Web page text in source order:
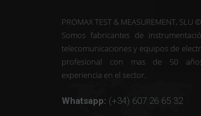
PROMAX TEST & MEASUREMENT, SLU ©
Somos fabricantes de
telecomunicaciones y equipos de
profesional con mas de 50
experiencia en el sector.
Whatsapp: (+34) 607 26 65 32